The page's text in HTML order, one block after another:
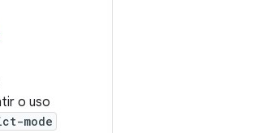
o uso
mode